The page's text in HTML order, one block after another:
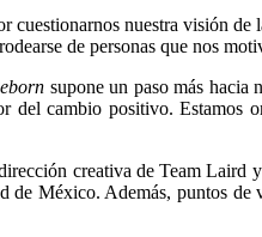
cuestionarnos nuestra visión de
de personas que nos
supone un paso más hacia
del cambio positivo. Estamos
creativa de Team Laird
México. Además, puntos de